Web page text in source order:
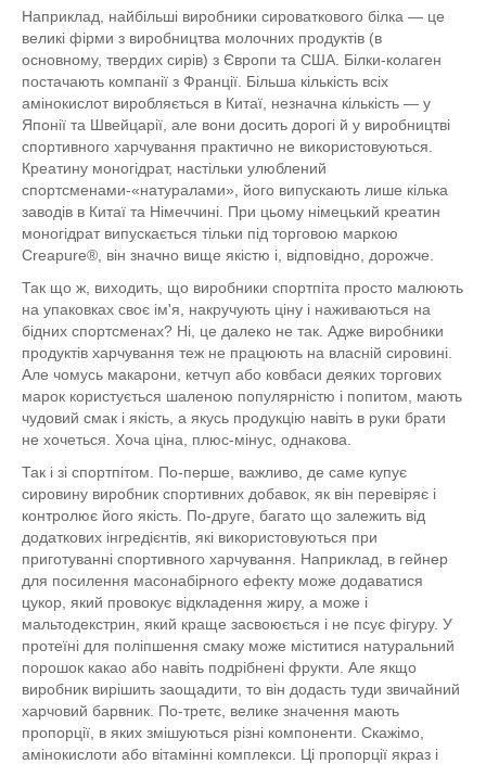
Наприклад, найбільші виробники сироваткового білка — це
великі фірми з виробництва молочних продуктів (в
основному, твердих сирів) з Європи та США. Білки-колаген
постачають компанії з Франції. Більша кількість всіх
амінокислот виробляється в Китаї, незначна кількість — у
Японії та Швейцарії, але вони досить дорогі й у виробництві
спортивного харчування практично не використовуються.
Креатину моногідрат, настільки улюблений
спортсменами-«натуралами», його випускають лише кілька
заводів в Китаї та Німеччині. При цьому німецький креатин
моногідрат випускається тільки під торговою маркою
Creapure®, він значно вище якістю і, відповідно, дорожче.
Так що ж, виходить, що виробники спортпіта просто малюють
на упаковках своє ім'я, накручують ціну і наживаються на
бідних спортсменах? Ні, це далеко не так. Адже виробники
продуктів харчування теж не працюють на власній сировині.
Але чомусь макарони, кетчуп або ковбаси деяких торгових
марок користується шаленою популярністю і попитом, мають
чудовий смак і якість, а якусь продукцію навіть в руки брати
не хочеться. Хоча ціна, плюс-мінус, однакова.
Так і зі спортпітом. По-перше, важливо, де саме купує
сировину виробник спортивних добавок, як він перевіряє і
контролює його якість. По-друге, багато що залежить від
додаткових інгредієнтів, які використовуються при
приготуванні спортивного харчування. Наприклад, в гейнер
для посилення масонабірного ефекту може додаватися
цукор, який провокує відкладення жиру, а може і
мальтодекстрин, який краще засвоюється і не псує фігуру. У
протеїні для поліпшення смаку може міститися натуральний
порошок какао або навіть подрібнені фрукти. Але якщо
виробник вирішить заощадити, то він додасть туди звичайний
харчовий барвник. По-третє, велике значення мають
пропорції, в яких змішуються різні компоненти. Скажімо,
амінокислоти або вітамінні комплекси. Ці пропорції якраз і